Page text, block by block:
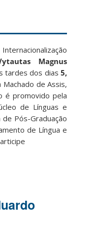
Magnus
tardes dos dias5,
Machado de Assis,
é promovido pela
de Línguas e
Pós-Graduação
de Língua e